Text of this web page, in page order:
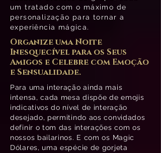
um tratado com o máximo de
personalização para tornar a
experiência mágica.
Organize uma Noite
Inesquecível para os Seus
Amigos e Celebre com Emoção
e Sensualidade.
Para uma interação ainda mais
intensa, cada mesa dispõe de emojis
indicativos do nível de interação
desejado, permitindo aos convidados
definir o tom das interações com os
nossos bailarinos. E com os Magic
Dólares, uma espécie de gorjeta